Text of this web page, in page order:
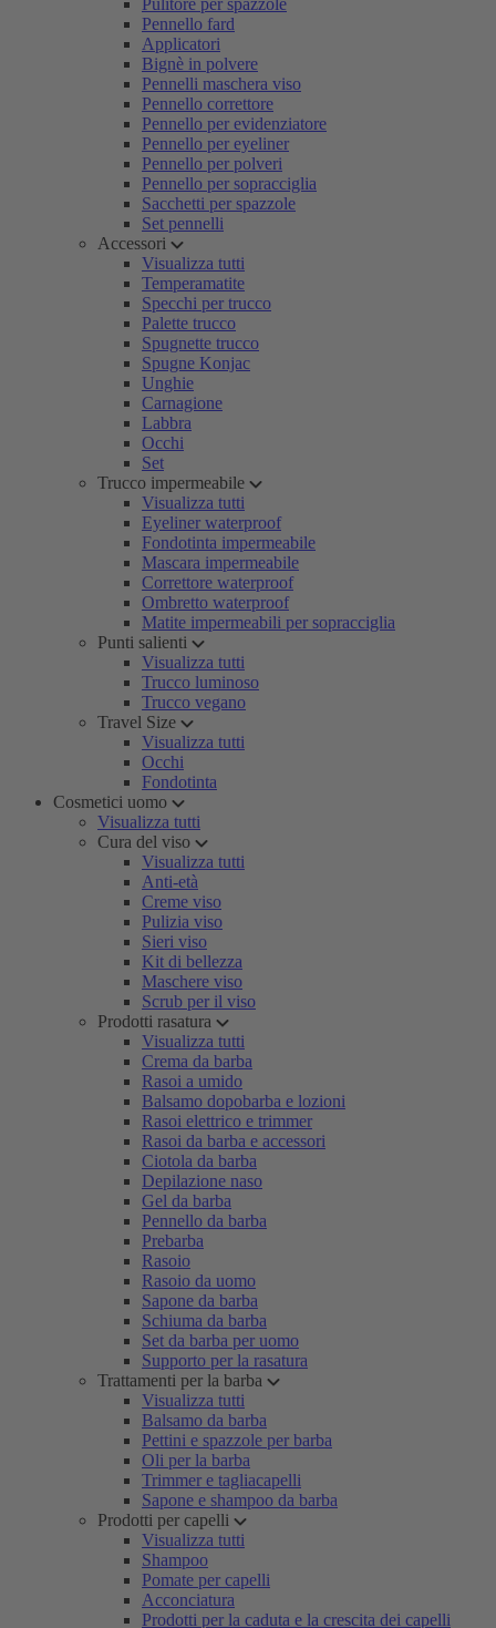
Pulitore per spazzole
Pennello fard
Applicatori
Bignè in polvere
Pennelli maschera viso
Pennello correttore
Pennello per evidenziatore
Pennello per eyeliner
Pennello per polveri
Pennello per sopracciglia
Sacchetti per spazzole
Set pennelli
Accessori
Visualizza tutti
Temperamatite
Specchi per trucco
Palette trucco
Spugnette trucco
Spugne Konjac
Unghie
Carnagione
Labbra
Occhi
Set
Trucco impermeabile
Visualizza tutti
Eyeliner waterproof
Fondotinta impermeabile
Mascara impermeabile
Correttore waterproof
Ombretto waterproof
Matite impermeabili per sopracciglia
Punti salienti
Visualizza tutti
Trucco luminoso
Trucco vegano
Travel Size
Visualizza tutti
Occhi
Fondotinta
Cosmetici uomo
Visualizza tutti
Cura del viso
Visualizza tutti
Anti-età
Creme viso
Pulizia viso
Sieri viso
Kit di bellezza
Maschere viso
Scrub per il viso
Prodotti rasatura
Visualizza tutti
Crema da barba
Rasoi a umido
Balsamo dopobarba e lozioni
Rasoi elettrico e trimmer
Rasoi da barba e accessori
Ciotola da barba
Depilazione naso
Gel da barba
Pennello da barba
Prebarba
Rasoio
Rasoio da uomo
Sapone da barba
Schiuma da barba
Set da barba per uomo
Supporto per la rasatura
Trattamenti per la barba
Visualizza tutti
Balsamo da barba
Pettini e spazzole per barba
Oli per la barba
Trimmer e tagliacapelli
Sapone e shampoo da barba
Prodotti per capelli
Visualizza tutti
Shampoo
Pomate per capelli
Acconciatura
Prodotti per la caduta e la crescita dei capelli